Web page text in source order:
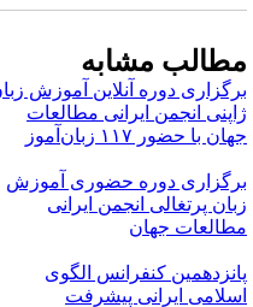
مشابه
دوره آنلاین آموزش زبان
انجمن ایرانی مطالعات
با حضور ۱۱۷ زبان‌آموز
دوره حضوری آموزش
پرتغالی انجمن ایرانی
جهان
کنفرانس الگوی
ایرانی پیشرفت